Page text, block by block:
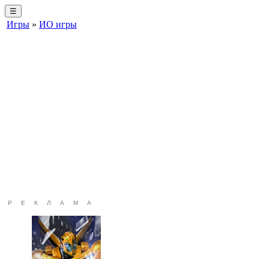
☰
Игры » ИО игры
РЕКЛАМА